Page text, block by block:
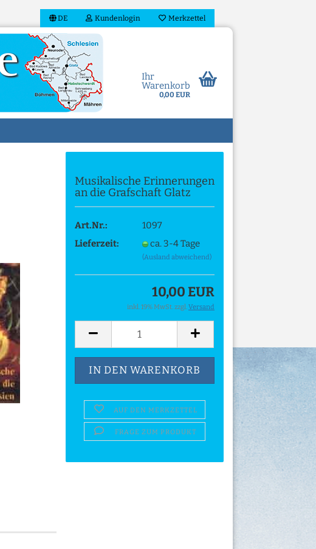
DE Kundenlogin Merkzettel
Ihr
Warenkorb
0,00 EUR
Musikalische Erinnerungen
an die Grafschaft Glatz
Art.Nr.:
1097
Lieferzeit:
ca. 3-4 Tage
(Ausland abweichend)
10,00 EUR
inkl. 19% MwSt. zzgl.Versand
AUF DEN MERKZETTEL
FRAGE ZUM PRODUKT